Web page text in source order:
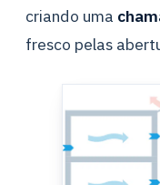
criando uma
fresco pelas